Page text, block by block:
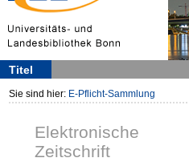
Titel
Sie sind hier: E-Pflicht-Sammlung
Elektronische
Zeitschrift